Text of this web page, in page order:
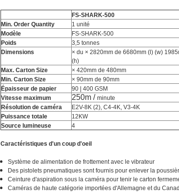
FS-SHARK-500
Min. Order Quantity
1 unité
Modèle
FS-SHARK-500
Poids
3,5 tonnes
Dimensions
× du × 2820mm de 6680mm (l) (w)
(h)
Max. Carton Size
× 420mm de 480mm
Min. Carton Size
× 90mm de 90mm
Épaisseur de papier
90 | 400 GSM
Vitesse maximum
250m / minute
Résolution de caméra
E2V-8K (2), C4-4K, V3-4K
Puissance totale
12KW
Source lumineuse
4
Caractéristiques d'un coup d'oeil
Système de alimentation de frottement avec le vibrateur
Des pistolets pneumatiques sont fournis pour enlever la
Ceinture d'aspiration sous la caméra pour tenir le carton
Caméras de haute catégorie importées d'Allemagne et du